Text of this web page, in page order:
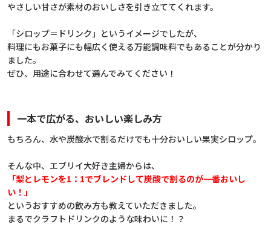
やさしい甘さが素材のおいしさを引き立ててくれます。
「シロップ＝ドリンク」というイメージでしたが、
料理にもお菓子にも幅広く使える万能調味料でもあることが分かり
ました。
ぜひ、用途に合わせて選んでみてください！
一本で広がる、おいしい楽しみ方
もちろん、水や炭酸水で割るだけでも十分おいしい果実シロップ。
そんな中、エブリイ大好き主婦からは、
「梨とレモンを1：1でブレンドして炭酸で割るのが一番おいし
い！」
というおすすめの飲み方も教えていただきました。
まるでクラフトドリンクのような味わいに！？